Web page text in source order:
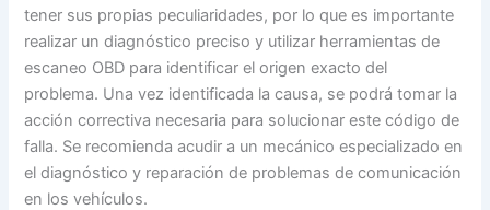
tener sus propias peculiaridades, por lo que es importante
realizar un diagnóstico preciso y utilizar herramientas de
escaneo OBD para identificar el origen exacto del
problema. Una vez identificada la causa, se podrá tomar la
acción correctiva necesaria para solucionar este código de
falla. Se recomienda acudir a un mecánico especializado en
el diagnóstico y reparación de problemas de comunicación
en los vehículos.